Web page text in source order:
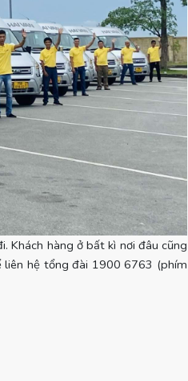
Khách hàng ở bất kì nơi đâu cũng
liên hệ tổng đài 1900 6763 (phím